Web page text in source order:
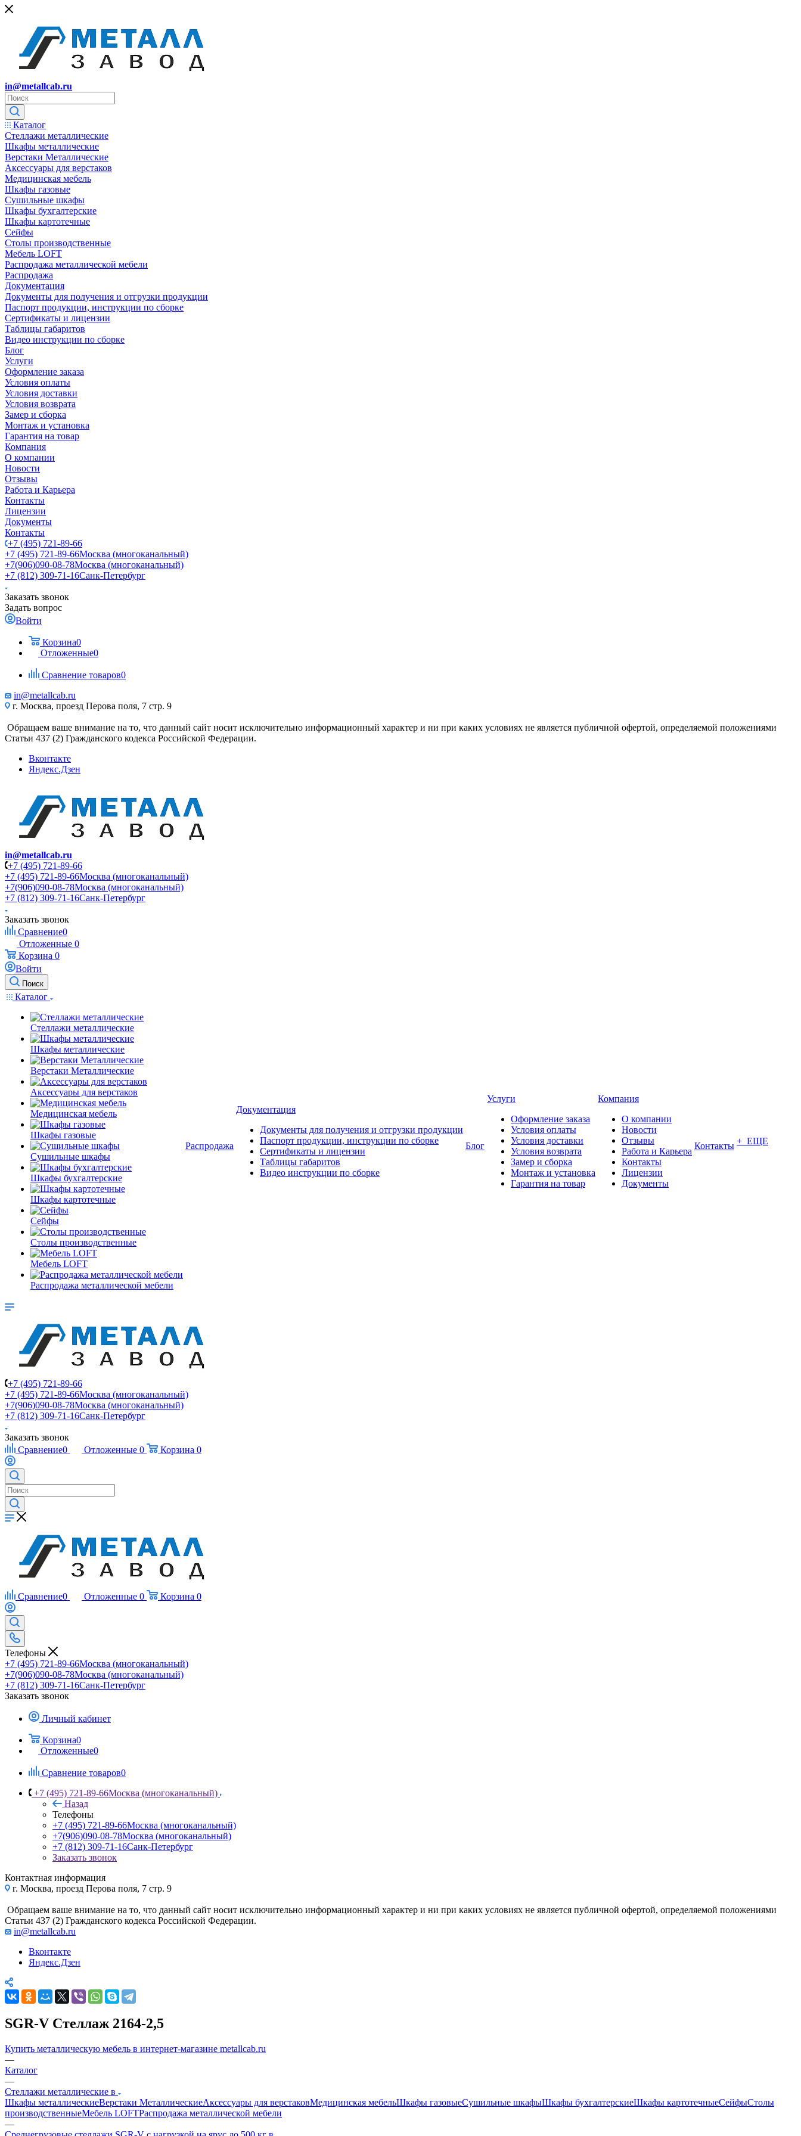
in@metallcab.ru
Каталог
Стеллажи металлические
Шкафы металлические
Верстаки Металлические
Аксессуары для верстаков
Медицинская мебель
Шкафы газовые
Сушильные шкафы
Шкафы бухгалтерские
Шкафы картотечные
Сейфы
Столы производственные
Мебель LOFT
Распродажа металлической мебели
Распродажа
Документация
Документы для получения и отгрузки продукции
Паспорт продукции, инструкции по сборке
Сертификаты и лицензии
Таблицы габаритов
Видео инструкции по сборке
Блог
Услуги
Оформление заказа
Условия оплаты
Условия доставки
Условия возврата
Замер и сборка
Монтаж и установка
Гарантия на товар
Компания
О компании
Новости
Отзывы
Работа и Карьера
Контакты
Лицензии
Документы
Контакты
+7 (495) 721-89-66
+7 (495) 721-89-66Москва (многоканальный)
+7(906)090-08-78Москва (многоканальный)
+7 (812) 309-71-16Санк-Петербург
Заказать звонок
Задать вопрос
Войти
Корзина0
Отложенные0
Сравнение товаров0
in@metallcab.ru
г. Москва, проезд Перова поля, 7 стр. 9
Обращаем ваше внимание на то, что данный сайт носит исключительно информационный характер и ни при каких условиях не является публичной офертой, определяемой положениями
Статьи 437 (2) Гражданского кодекса Российской Федерации.
Вконтакте
Яндекс.Дзен
in@metallcab.ru
+7 (495) 721-89-66
+7 (495) 721-89-66Москва (многоканальный)
+7(906)090-08-78Москва (многоканальный)
+7 (812) 309-71-16Санк-Петербург
Заказать звонок
Сравнение0
Отложенные 0
Корзина 0
Войти
Поиск
Каталог
Стеллажи металлические
Шкафы металлические
Верстаки Металлические
Аксессуары для верстаков
Медицинская мебель
Шкафы газовые
Сушильные шкафы
Шкафы бухгалтерские
Шкафы картотечные
Сейфы
Столы производственные
Мебель LOFT
Распродажа металлической мебели
Распродажа
Документация
Документы для получения и отгрузки продукции
Паспорт продукции, инструкции по сборке
Сертификаты и лицензии
Таблицы габаритов
Видео инструкции по сборке
Блог
Услуги
Оформление заказа
Условия оплаты
Условия доставки
Условия возврата
Замер и сборка
Монтаж и установка
Гарантия на товар
Компания
О компании
Новости
Отзывы
Работа и Карьера
Контакты
Лицензии
Документы
Контакты + ЕЩЕ
+7 (495) 721-89-66
+7 (495) 721-89-66Москва (многоканальный)
+7(906)090-08-78Москва (многоканальный)
+7 (812) 309-71-16Санк-Петербург
Заказать звонок
Сравнение0 Отложенные 0 Корзина 0
Сравнение0 Отложенные 0 Корзина 0
Телефоны
+7 (495) 721-89-66Москва (многоканальный)
+7(906)090-08-78Москва (многоканальный)
+7 (812) 309-71-16Санк-Петербург
Заказать звонок
Личный кабинет
Корзина0
Отложенные0
Сравнение товаров0
+7 (495) 721-89-66Москва (многоканальный)
Назад
Телефоны
+7 (495) 721-89-66Москва (многоканальный)
+7(906)090-08-78Москва (многоканальный)
+7 (812) 309-71-16Санк-Петербург
Заказать звонок
Контактная информация
г. Москва, проезд Перова поля, 7 стр. 9
Обращаем ваше внимание на то, что данный сайт носит исключительно информационный характер и ни при каких условиях не является публичной офертой, определяемой положениями
Статьи 437 (2) Гражданского кодекса Российской Федерации.
in@metallcab.ru
Вконтакте
Яндекс.Дзен
SGR-V Стеллаж 2164-2,5
Купить металлическую мебель в интернет-магазине metallcab.ru
—
Каталог
—
Стеллажи металлические в
Шкафы металлическиеВерстаки МеталлическиеАксессуары для верстаковМедицинская мебельШкафы газовыеСушильные шкафыШкафы бухгалтерскиеШкафы картотечныеСейфыСтолы
производственныеМебель LOFTРаспродажа металлической мебели
—